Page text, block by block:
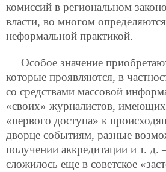
комиссий в региональном
власти, во многом
неформальной практикой.
Особое значение
которые проявляются, в
со средствами массовой
«своих» журналистов, имеющих
«первого доступа» к
дворце событиям, разные
получении аккредитации и т. д.
сложилось еще в советское